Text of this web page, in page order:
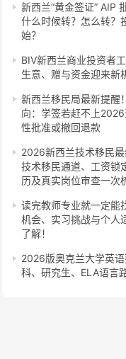
新西兰“黄金签证” AIP
什么时候转？怎么转？
始？
BIV新西兰商业投资者
生意、赠与资金迎来新
新西兰移民局最新提醒
向：学签若赶不上
性批准或撤回退款
2026新西兰技术移民
技术移民通道、工资锁
历及真实岗位审查一次
读完教师专业就一定能
机会、实习挑战与个人
了解！
2026版奥克兰大学英
科、研究生、ELA语言